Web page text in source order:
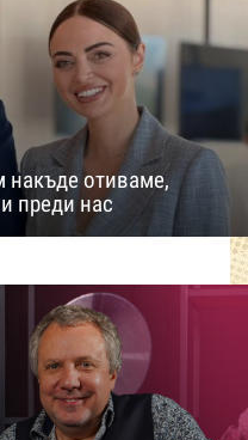
накъде отиваме,
преди нас